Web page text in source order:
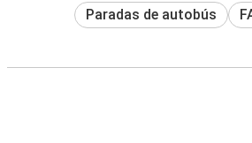
Paradas de autobús